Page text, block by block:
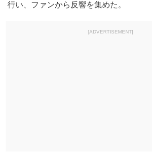
行い、ファンから反響を集めた。
[ADVERTISEMENT]